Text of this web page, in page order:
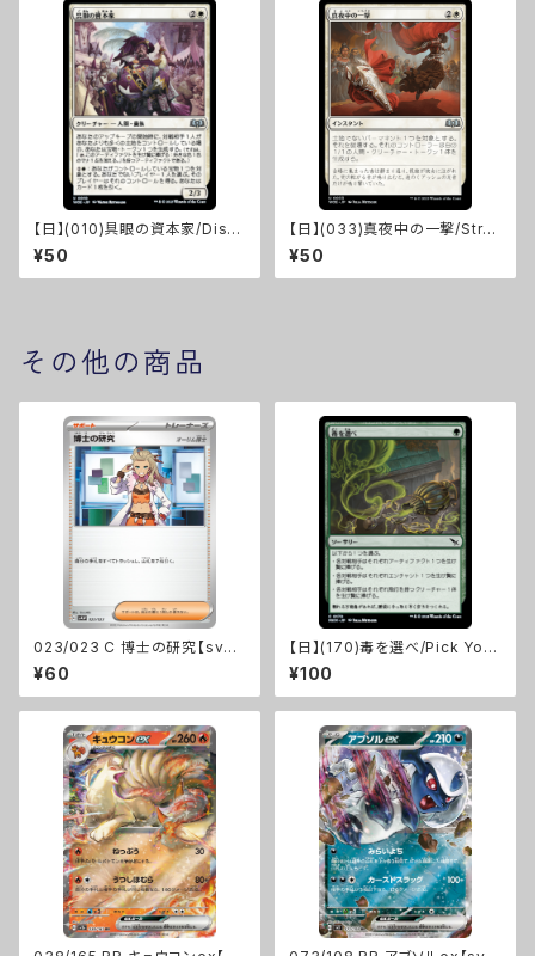
【日】(010)具眼の資本家/Disc
erning Financier [WOE]
¥50
【日】(033)真夜中の一撃/Stro
ke of Midnight [WOE]
¥50
その他の商品
023/023 C 博士の研究【sva
w】Gレギュ
¥60
【日】(170)毒を選べ/Pick Your
Poison [MKM]
¥100